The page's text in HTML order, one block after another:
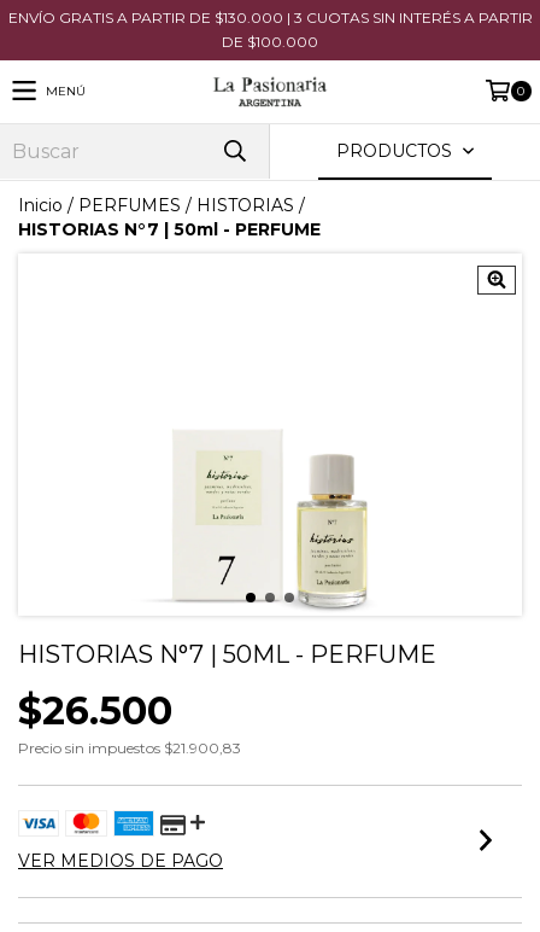
ENVÍO GRATIS A PARTIR DE $130.000 | 3 CUOTAS SIN INTERÉS A PARTIR
DE $100.000
MENÚ 0
PRODUCTOS
Inicio / PERFUMES / HISTORIAS /
HISTORIAS N°7 | 50ml - PERFUME
HISTORIAS N°7 | 50ML - PERFUME
$26.500
Precio sin impuestos $21.900,83
VER MEDIOS DE PAGO